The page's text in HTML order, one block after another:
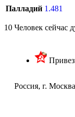
Палладий 1.481
10 Человек сейчас
Россия, г.